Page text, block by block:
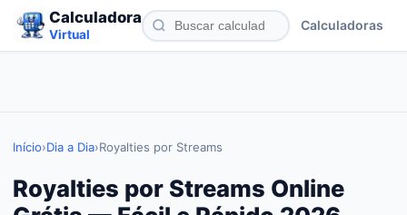
Calculadora
Virtual
Calculadoras
Início›Dia a Dia›Royalties por Streams
Royalties por Streams Online